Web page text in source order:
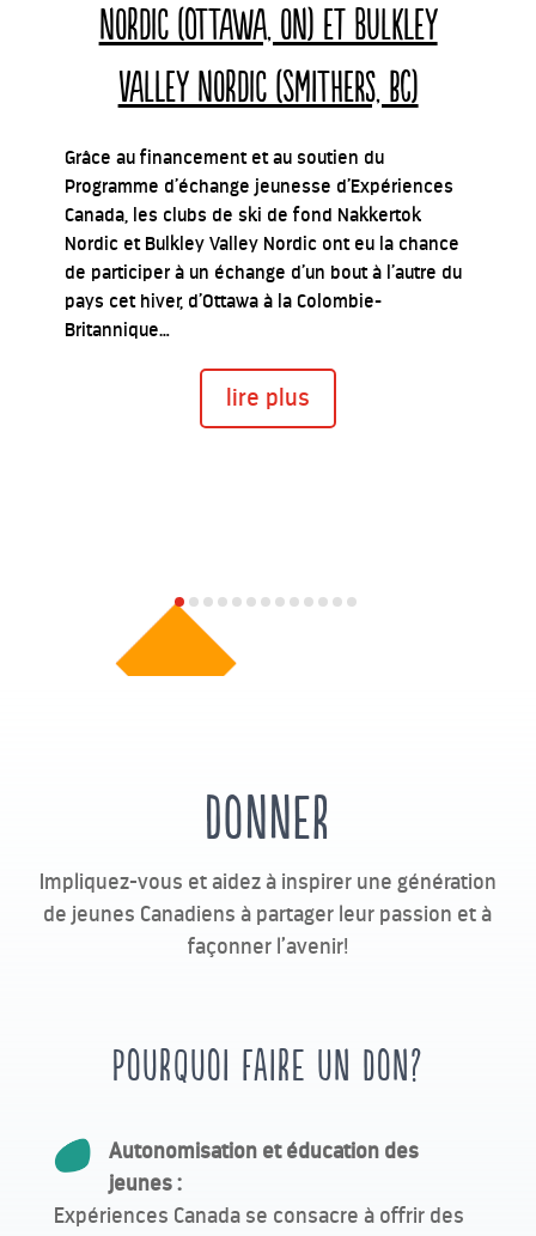
Nordic (Ottawa, ON) et Bulkley
Valley Nordic (Smithers, BC)
Grâce au financement et au soutien du
Programme d’échange jeunesse d’Expériences
Canada, les clubs de ski de fond Nakkertok
Nordic et Bulkley Valley Nordic ont eu la chance
de participer à un échange d’un bout à l’autre du
pays cet hiver, d’Ottawa à la Colombie-
Britannique…
lire plus
DONNER
Impliquez-vous et aidez à inspirer une génération
de jeunes Canadiens à partager leur passion et à
façonner l’avenir!
POURQUOI FAIRE UN DON?
Autonomisation et éducation des
jeunes :
Expériences Canada se consacre à offrir des